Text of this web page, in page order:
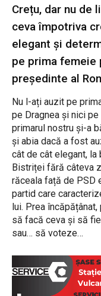
Crețu, dar nu de
ceva împotriva
elegant și
pe prima femeie
președinte al
Nu l-ați auzit pe
pe Dragnea și nici
primarul nostru și-a
și abia dacă a fost
cât de cât elegant, la
Bistriței fără câteva
răceala față de PSD
partid care
lui. Prea
să facă ceva și să
sau… să voteze…